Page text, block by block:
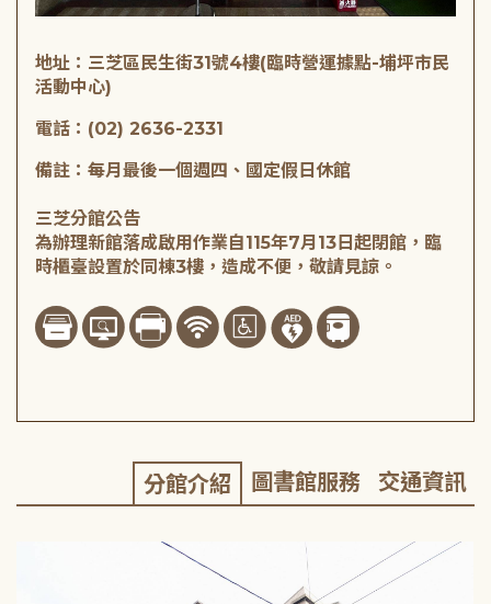
地址：三芝區民生街31號4樓(臨時營運據點-埔坪市民
活動中心)
電話：(02) 2636-2331
備註：每月最後一個週四、國定假日休館
三芝分館公告
為辦理新館落成啟用作業自115年7月13日起閉館，臨
時櫃臺設置於同棟3樓，造成不便，敬請見諒。
分館介紹 圖書館服務 交通資訊